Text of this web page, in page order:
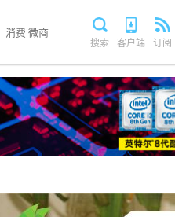
消费 微商
搜索 客户端 订阅